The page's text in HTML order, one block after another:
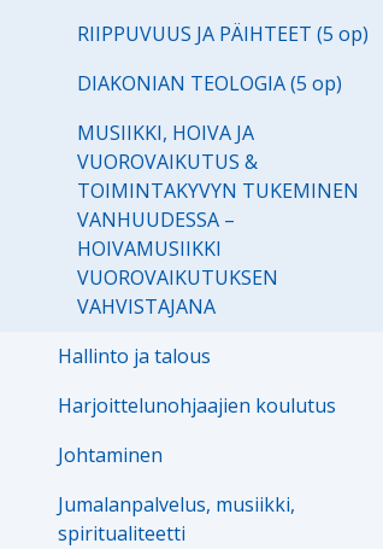
RIIPPUVUUS JA PÄIHTEET (5 op)
DIAKONIAN TEOLOGIA (5 op)
MUSIIKKI, HOIVA JA
VUOROVAIKUTUS &
TOIMINTAKYVYN TUKEMINEN
VANHUUDESSA –
HOIVAMUSIIKKI
VUOROVAIKUTUKSEN
VAHVISTAJANA
Hallinto ja talous
Harjoittelunohjaajien koulutus
Johtaminen
Jumalanpalvelus, musiikki,
spiritualiteetti